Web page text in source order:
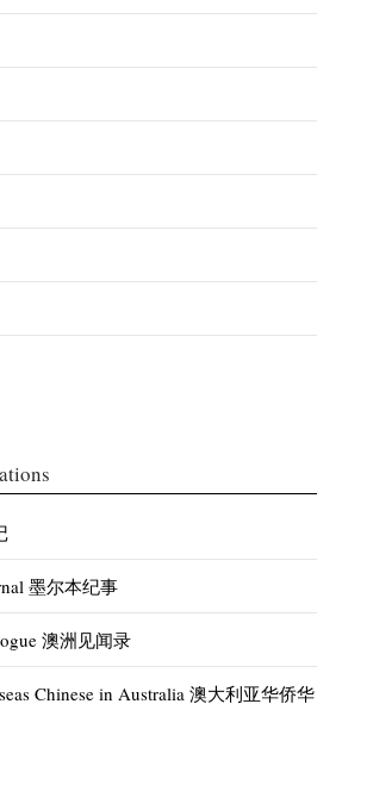
墨尔本纪事
澳洲见闻录
Chinese in Australia 澳大利亚华侨华